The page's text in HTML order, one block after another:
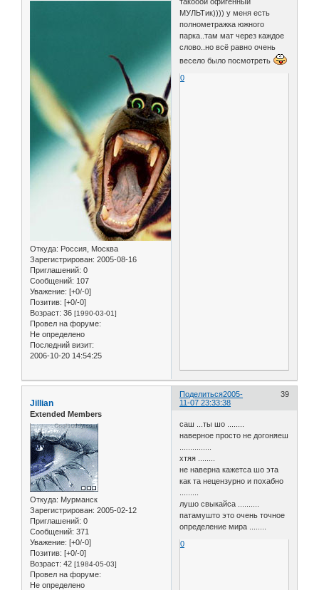
Откуда: Россия, Москва
Зарегистрирован: 2005-08-16
Приглашений: 0
Сообщений: 107
Уважение: [+0/-0]
Позитив: [+0/-0]
Возраст: 36 [1990-03-01]
Провел на форуме:
Не определено
Последний визит:
2006-10-20 14:54:25
МУЛЬТик)))) у меня есть
полнометражка южного
парка..там мат через каждое
слово..но всё равно очень
весело было посмотреть
0
Поделиться 39
2005-
11-07 23:33:38
Jillian
Extended Members
Откуда: Мурманск
Зарегистрирован: 2005-02-12
Приглашений: 0
Сообщений: 371
Уважение: [+0/-0]
Позитив: [+0/-0]
Возраст: 42 [1984-05-03]
Провел на форуме:
Не определено
саш ...ты шо ........
наверное просто не догоняеш
хтяя ........
не наверна кажетса шо эта
как та нецензурно и похабно
лушо свыкайса ..........
патамушто это очень точное
определение мира ........
0